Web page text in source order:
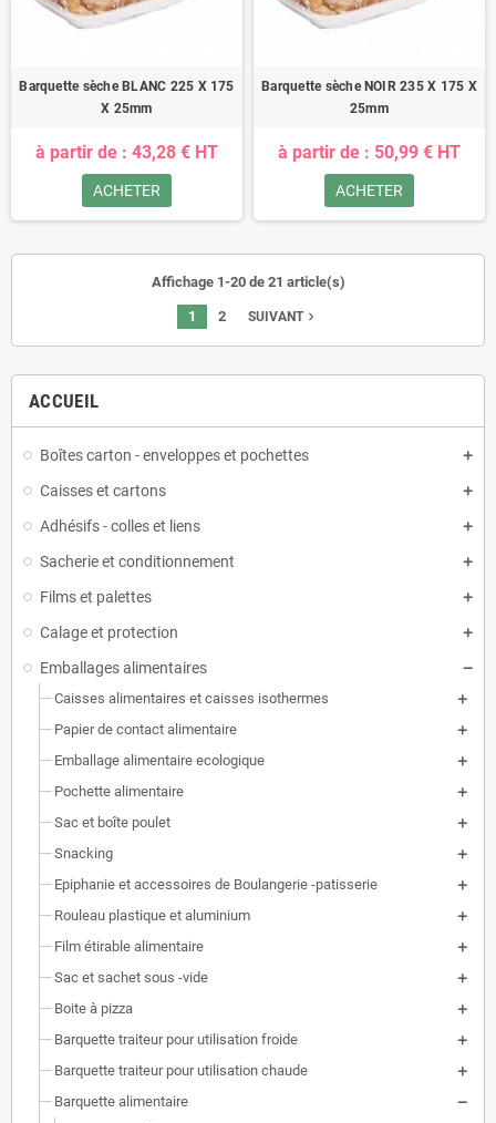
ACCUEIL
Boîtes carton - enveloppes et pochettes
Caisses et cartons
Adhésifs - colles et liens
Sacherie et conditionnement
Films et palettes
Calage et protection
Emballages alimentaires
Caisses alimentaires et caisses isothermes
Papier de contact alimentaire
Emballage alimentaire ecologique
Pochette alimentaire
Sac et boîte poulet
Snacking
Epiphanie et accessoires de Boulangerie -patisserie
Rouleau plastique et aluminium
Film étirable alimentaire
Sac et sachet sous -vide
Boite à pizza
Barquette traiteur pour utilisation froide
Barquette traiteur pour utilisation chaude
Barquette alimentaire
Barquette sèche BLANC 225 X 175
X 25mm
à partir de : 43,28 € HT
ACHETER
Barquette sèche NOIR 235 X 175 X
25mm
à partir de : 50,99 € HT
ACHETER
Affichage 1-20 de 21 article(s)
1 2 SUIVANTnavigate_next